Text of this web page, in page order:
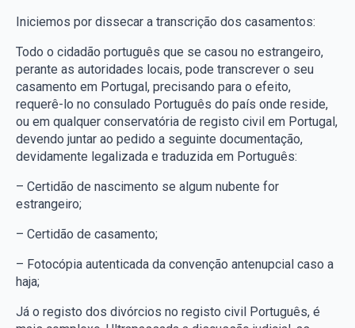
Iniciemos por dissecar a transcrição dos casamentos:
Todo o cidadão português que se casou no estrangeiro,
perante as autoridades locais, pode transcrever o seu
casamento em Portugal, precisando para o efeito,
requerê-lo no consulado Português do país onde reside,
ou em qualquer conservatória de registo civil em Portugal,
devendo juntar ao pedido a seguinte documentação,
devidamente legalizada e traduzida em Português:
– Certidão de nascimento se algum nubente for
estrangeiro;
– Certidão de casamento;
– Fotocópia autenticada da convenção antenupcial caso a
haja;
Já o registo dos divórcios no registo civil Português, é